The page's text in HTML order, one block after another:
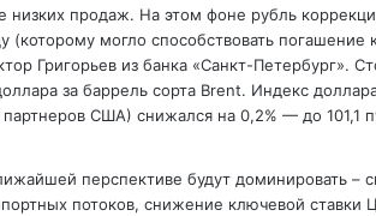
низких продаж. На этом фоне рубль
(которому могло способствовать погашение
Григорьев из банка «Санкт-Петербург».
за баррель сорта Brent. Индекс
США) снижался на 0,2% — до 101,1
перспективе будут доминировать –
потоков, снижение ключевой ставки